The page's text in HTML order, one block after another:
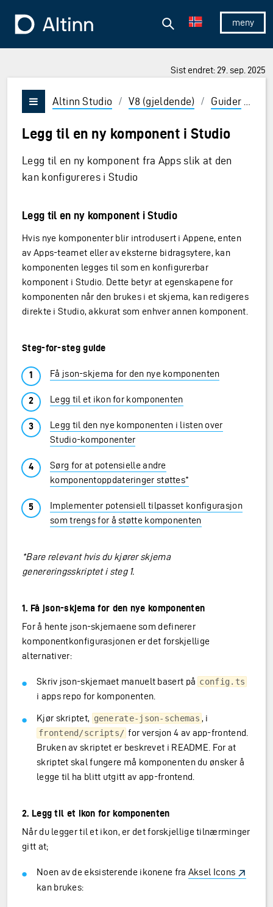
Vis/skjul
Søk
Sist endret: 29. sep. 2025
og Enter for å velge
Vis/skjul meny
Altinn Studio / V8 (gjeldende) / Guider
Legg til en ny komponent i Studio
Legg til en ny komponent fra Apps slik at den
kan konfigureres i Studio
Legg til en ny komponent i Studio
Hvis nye komponenter blir introdusert i Appene, enten
av Apps-teamet eller av eksterne bidragsytere, kan
komponenten legges til som en konfigurerbar
komponent i Studio. Dette betyr at egenskapene for
komponenten når den brukes i et skjema, kan redigeres
direkte i Studio, akkurat som enhver annen komponent.
Steg-for-steg guide
Få json-skjema for den nye komponenten
Legg til et ikon for komponenten
Legg til den nye komponenten i listen over
Studio-komponenter
Sørg for at potensielle andre
komponentoppdateringer støttes*
Implementer potensiell tilpasset konfigurasjon
som trengs for å støtte komponenten
*Bare relevant hvis du kjører skjema
genereringsskriptet i steg 1.
1. Få json-skjema for den nye komponenten
For å hente json-skjemaene som definerer
komponentkonfigurasjonen er det forskjellige
alternativer:
Skriv json-skjemaet manuelt basert på config.ts
i apps repo for komponenten.
Kjør skriptet, generate-json-schemas , i
frontend/scripts/ for versjon 4 av app-frontend.
Bruken av skriptet er beskrevet i README. For at
skriptet skal fungere må komponenten du ønsker å
legge til ha blitt utgitt av app-frontend.
2. Legg til et ikon for komponenten
Når du legger til et ikon, er det forskjellige tilnærminger
gitt at;
Noen av de eksisterende ikonene fra Aksel Icons
kan brukes: